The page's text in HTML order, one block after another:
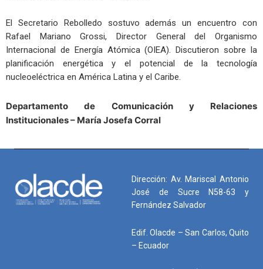
El Secretario Rebolledo sostuvo además un encuentro con
Rafael Mariano Grossi, Director General del Organismo
Internacional de Energía Atómica (OIEA). Discutieron sobre la
planificación energética y el potencial de la tecnología
nucleoeléctrica en América Latina y el Caribe.
Departamento de Comunicación y Relaciones
Institucionales – María Josefa Corral
Dirección: Av. Mariscal Antonio
José de Sucre N58-63 y
Fernández Salvador
Edif. Olacde – San Carlos, Quito
– Ecuador